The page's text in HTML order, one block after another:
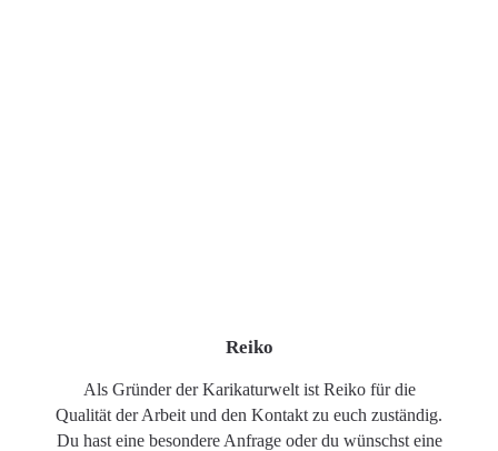
Reiko
Als Gründer der Karikaturwelt ist Reiko für die
Qualität der Arbeit und den Kontakt zu euch zuständig.
Du hast eine besondere Anfrage oder du wünschst eine